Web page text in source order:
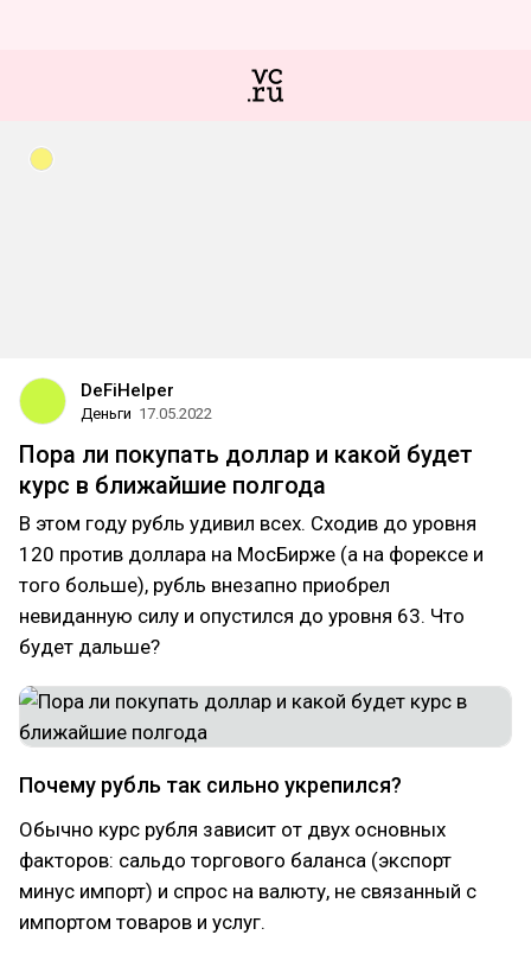
DeFiHelper
Деньги 17.05.2022
Пора ли покупать доллар и какой будет
курс в ближайшие полгода
В этом году рубль удивил всех. Сходив до уровня
120 против доллара на МосБирже (а на форексе и
того больше), рубль внезапно приобрел
невиданную силу и опустился до уровня 63. Что
будет дальше?
Почему рубль так сильно укрепился?
Обычно курс рубля зависит от двух основных
факторов: сальдо торгового баланса (экспорт
минус импорт) и спрос на валюту, не связанный с
импортом товаров и услуг.